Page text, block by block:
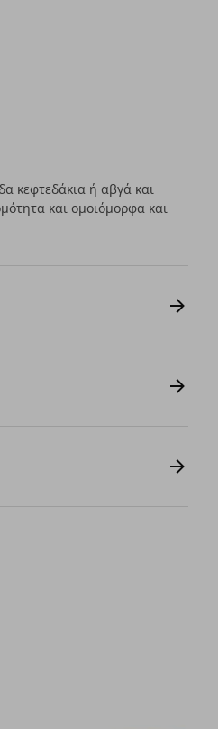
κεφτεδάκια ή αβγά και
και ομοιόμορφα και